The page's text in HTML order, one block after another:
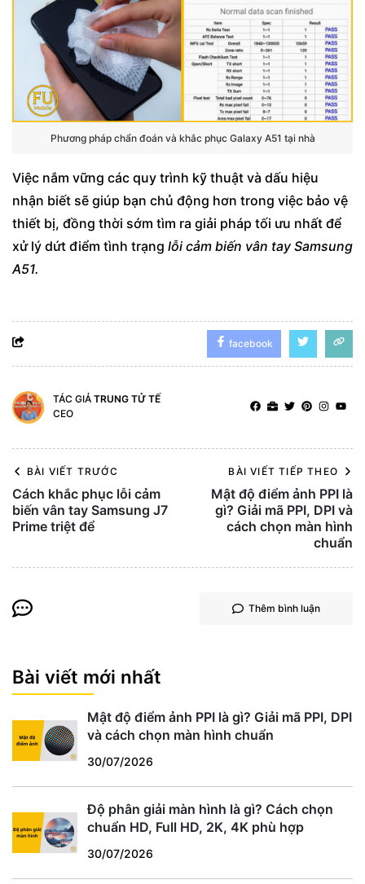
Phương pháp chẩn đoán và khắc phục Galaxy A51 tại nhà
Việc nắm vững các quy trình kỹ thuật và dấu hiệu
nhận biết sẽ giúp bạn chủ động hơn trong việc bảo vệ
thiết bị, đồng thời sớm tìm ra giải pháp tối ưu nhất để
xử lý dứt điểm tình trạng lỗi cảm biến vân tay Samsung
A51.
facebook
TÁC GIẢ TRUNG TỬ TẾ
CEO
BÀI VIẾT TRƯỚC
Cách khắc phục lỗi cảm
biến vân tay Samsung J7
Prime triệt để
BÀI VIẾT TIẾP THEO
Mật độ điểm ảnh PPI là
gì? Giải mã PPI, DPI và
cách chọn màn hình
chuẩn
Thêm bình luận
Bài viết mới nhất
Mật độ điểm ảnh PPI là gì? Giải mã PPI, DPI
và cách chọn màn hình chuẩn
30/07/2026
Độ phân giải màn hình là gì? Cách chọn
chuẩn HD, Full HD, 2K, 4K phù hợp
30/07/2026